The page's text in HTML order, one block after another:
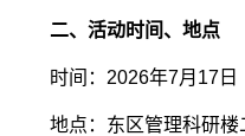
二、活动时间、 地点
时间： 2026年7月17日
地点： 东区管理科研楼